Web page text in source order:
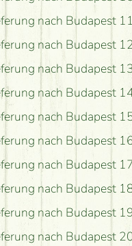
nach Budapest
nach Budapest
nach Budapest
nach Budapest
nach Budapest
nach Budapest
nach Budapest
nach Budapest
nach Budapest
nach Budapest